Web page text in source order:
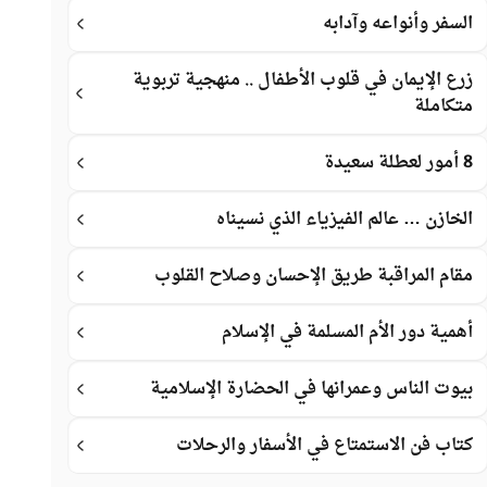
السفر وأنواعه وآدابه
زرع الإيمان في قلوب الأطفال .. منهجية تربوية
متكاملة
8 أمور لعطلة سعيدة
الخازن … عالم الفيزياء الذي نسيناه
مقام المراقبة طريق الإحسان وصلاح القلوب
أهمية دور الأم المسلمة في الإسلام
بيوت الناس وعمرانها في الحضارة الإسلامية
كتاب فن الاستمتاع في الأسفار والرحلات